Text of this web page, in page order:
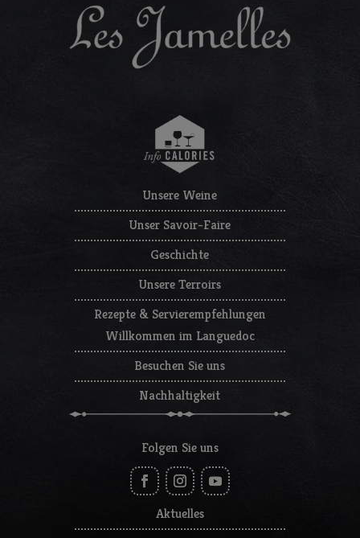
Unsere Weine
Unser Savoir-Faire
Geschichte
Unsere Terroirs
Rezepte & Servierempfehlungen
Willkommen im Languedoc
Besuchen Sie uns
Nachhaltigkeit
Folgen Sie uns
Aktuelles